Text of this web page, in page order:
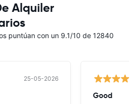
Alquiler
puntúan con un 9.1/10 de 12840
25-05-2026
Good